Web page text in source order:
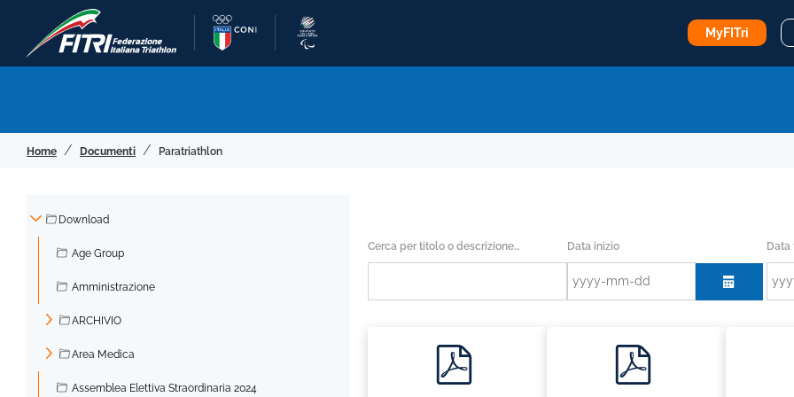
MyFITri
Home Documenti Paratriathlon
Download
Age Group
Amministrazione
►
ARCHIVIO
Area Medica
Assemblea Elettiva Straordinaria 2024
Cerca per titolo o descrizione… Data inizio
calendar
Data